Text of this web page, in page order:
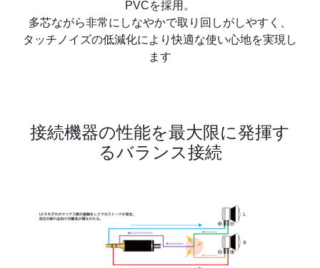
PVCを採用。
多芯ながら非常にしなやかで取り回しがしやすく、
タッチノイズの低減化により快適な使い心地を実現し
ます
接続機器の性能を最大限に発揮す
るバランス接続